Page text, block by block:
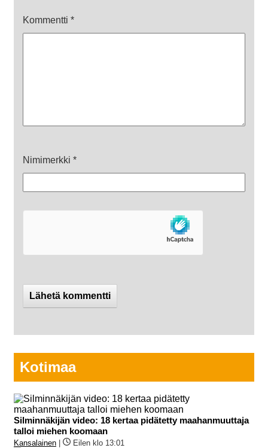
Kommentti *
Nimimerkki *
Kotimaa
Silminnäkijän video: 18 kertaa pidätetty maahanmuuttaja
talloi miehen koomaan
Kansalainen Eilen klo 13:01